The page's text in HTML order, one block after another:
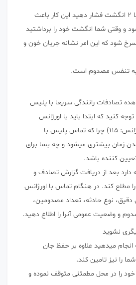
ناخن دست مصدوم را با ۲ انگشت فشار دهید این کار باعث
و وقتی شما انگشت خود را برداشتید
سرخ شود که این امر نشانه جریان خون و
تنفس مصدوم است.
تصادفات رانندگی سریعا با پلیس
توجه کنید که ابتدا باید با اورژانس
تماس گرفت ( تلفن اورژانس: ۱۱۵) چرا که تماس پلیس با
زمان بیشتری میشود و چه بسا برای
کننده باشد.
بعد از دریافت گزارش تصادف و
مطلع کند. در هنگام تماس با اورژانس
دقیق، نوع حادثه، تعداد مصدومین،
و وضعیت عمومی آنرا را اطلاع دهید.
انجام میدهید علاوه بر حفظ جان
را نیز تامین کند.
خود را در محل مطمئنی متوقف نموده و